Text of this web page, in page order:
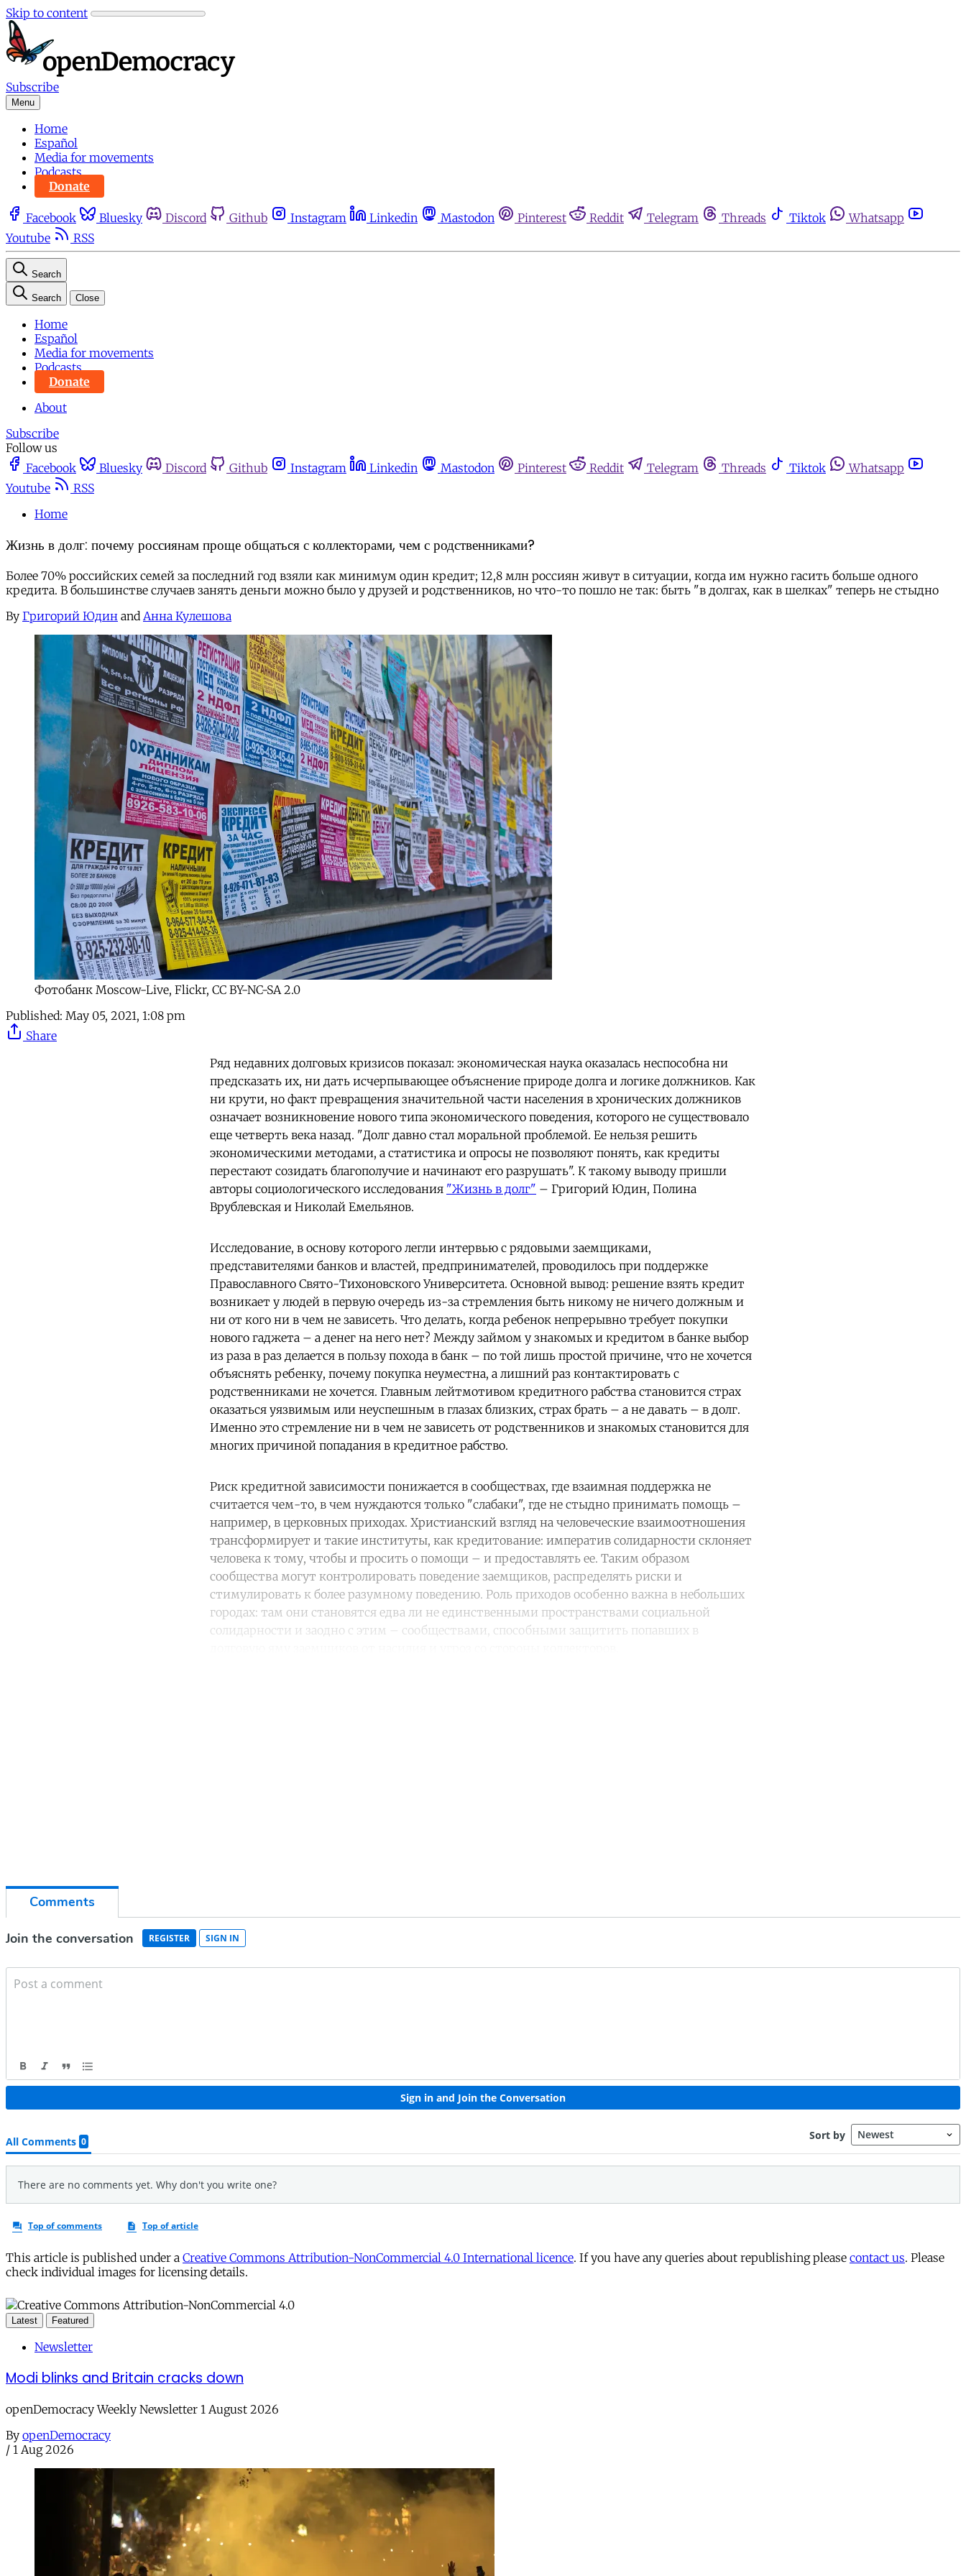
Skip to content
Subscribe
Menu
Home
Español
Media for movements
Podcasts
Donate
Facebook Bluesky Discord Github Instagram Linkedin Mastodon Pinterest Reddit Telegram Threads Tiktok
Whatsapp
Youtube
RSS
Search
Search Close
Home
Español
Media for movements
Podcasts
Donate
About
Subscribe
Follow us
Facebook
Bluesky Discord Github Instagram Linkedin Mastodon Pinterest Reddit Telegram Threads Tiktok
Whatsapp
Youtube
RSS
Home
Жизнь в долг: почему россиянам проще общаться с коллекторами, чем с родственниками?
Более 70% российских семей за последний год взяли как минимум один кредит; 12,8 млн россиян живут в ситуации, когда им нужно гасить больше одного
кредита. В большинстве случаев занять деньги можно было у друзей и родственников, но что-то пошло не так: быть "в долгах, как в шелках" теперь не стыдно
By Григорий Юдин and Анна Кулешова
Фотобанк Moscow-Live, Flickr, CC BY-NC-SA 2.0
Published: May 05, 2021, 1:08 pm
Share
Ряд недавних долговых кризисов показал: экономическая наука оказалась неспособна ни
предсказать их, ни дать исчерпывающее объяснение природе долга и логике должников. Как
ни крути, но факт превращения значительной части населения в хронических должников
означает возникновение нового типа экономического поведения, которого не существовало
еще четверть века назад. "Долг давно стал моральной проблемой. Ее нельзя решить
экономическими методами, а статистика и опросы не позволяют понять, как кредиты
перестают созидать благополучие и начинают его разрушать". К такому выводу пришли
авторы социологического исследования "Жизнь в долг" – Григорий Юдин, Полина
Врублевская и Николай Емельянов.
Исследование, в основу которого легли интервью с рядовыми заемщиками,
представителями банков и властей, предпринимателей, проводилось при поддержке
Православного Свято-Тихоновского Университета. Основной вывод: решение взять кредит
возникает у людей в первую очередь из-за стремления быть никому не ничего должным и
ни от кого ни в чем не зависеть. Что делать, когда ребенок непрерывно требует покупки
нового гаджета – а денег на него нет? Между займом у знакомых и кредитом в банке выбор
из раза в раз делается в пользу похода в банк – по той лишь простой причине, что не хочется
объяснять ребенку, почему покупка неуместна, а лишний раз контактировать с
родственниками не хочется. Главным лейтмотивом кредитного рабства становится страх
оказаться уязвимым или неуспешным в глазах близких, страх брать – а не давать – в долг.
Именно это стремление ни в чем не зависеть от родственников и знакомых становится для
многих причиной попадания в кредитное рабство.
Риск кредитной зависимости понижается в сообществах, где взаимная поддержка не
считается чем-то, в чем нуждаются только "слабаки", где не стыдно принимать помощь –
например, в церковных приходах. Христианский взгляд на человеческие взаимоотношения
трансформирует и такие институты, как кредитование: императив солидарности склоняет
человека к тому, чтобы и просить о помощи – и предоставлять ее. Таким образом
сообщества могут контролировать поведение заемщиков, распределять риски и
стимулировать к более разумному поведению. Роль приходов особенно важна в небольших
городах: там они становятся едва ли не единственными пространствами социальной
солидарности и заодно с этим – сообществами, способными защитить попавших в
This article is published under a Creative Commons Attribution-NonCommercial 4.0 International licence. If you have any queries about republishing please contact us. Please
check individual images for licensing details.
Latest Featured
Newsletter
Modi blinks and Britain cracks down
openDemocracy Weekly Newsletter 1 August 2026
By openDemocracy
/ 1 Aug 2026